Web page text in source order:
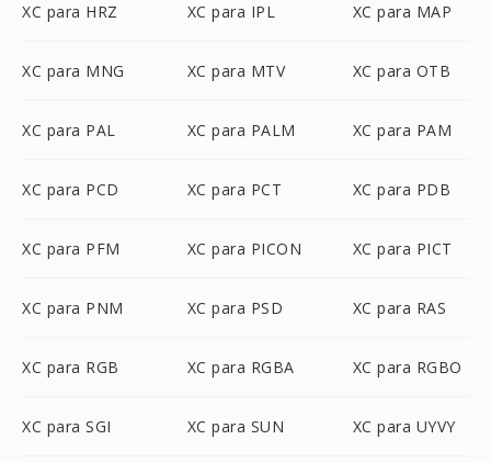
XC para HRZ XC para IPL XC para MAP
XC para MNG XC para MTV XC para OTB
XC para PAL XC para PALM XC para PAM
XC para PCD XC para PCT XC para PDB
XC para PFM XC para PICON XC para PICT
XC para PNM XC para PSD XC para RAS
XC para RGB XC para RGBA XC para RGBO
XC para SGI XC para SUN XC para UYVY